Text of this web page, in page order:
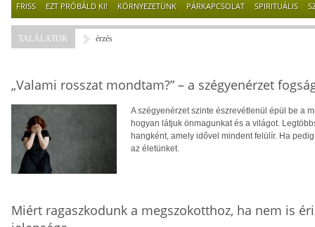
FRISS EZT PRÓBÁLD KI! KÖRNYEZETÜNK PÁRKAPCSOLAT SPIRITUÁLIS
TALÁLATOK érzés
„Valami rosszat mondtam?” – a szégyenérzet
A szégyenérzet szinte észrevétlenül épül be a
hogyan látjuk önmagunkat és a világot.
hangként, amely idővel mindent felülír. Ha
az életünket.
Miért ragaszkodunk a megszokotthoz, ha nem is